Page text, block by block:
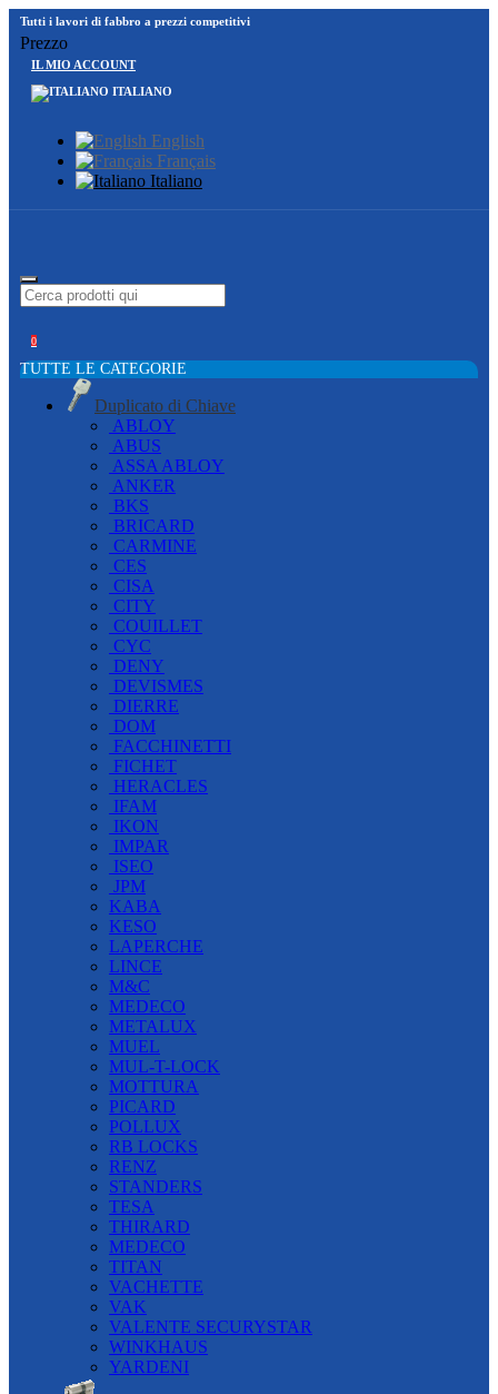
Tutti i lavori di fabbro a prezzi competitivi
Prezzo
IL MIO ACCOUNT
ITALIANO
English
Français
Italiano
0
TUTTE LE CATEGORIE
Duplicato di Chiave
ABLOY
ABUS
ASSA ABLOY
ANKER
BKS
BRICARD
CARMINE
CES
CISA
CITY
COUILLET
CYC
DENY
DEVISMES
DIERRE
DOM
FACCHINETTI
FICHET
HERACLES
IFAM
IKON
IMPAR
ISEO
JPM
KABA
KESO
LAPERCHE
LINCE
M&C
MEDECO
METALUX
MUEL
MUL-T-LOCK
MOTTURA
PICARD
POLLUX
RB LOCKS
RENZ
STANDERS
TESA
THIRARD
MEDECO
TITAN
VACHETTE
VAK
VALENTE SECURYSTAR
WINKHAUS
YARDENI